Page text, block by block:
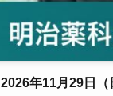
年11月29日